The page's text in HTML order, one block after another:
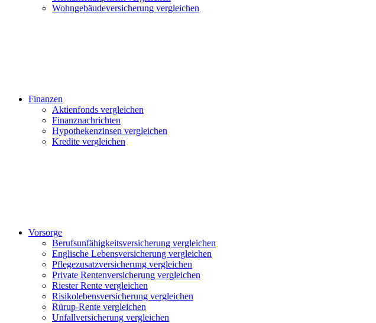
Wohngebäudeversicherung vergleichen
Finanzen
Aktienfonds vergleichen
Finanznachrichten
Hypothekenzinsen vergleichen
Kredite vergleichen
Vorsorge
Berufsunfähigkeitsversicherung vergleichen
Englische Lebensversicherung vergleichen
Pflegezusatzversicherung vergleichen
Private Rentenversicherung vergleichen
Riester Rente vergleichen
Risikolebensversicherung vergleichen
Rürup-Rente vergleichen
Unfallversicherung vergleichen